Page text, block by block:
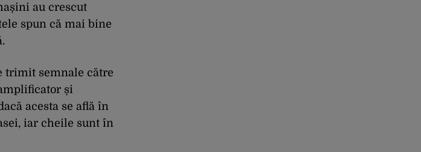
au crescut
spun că mai bine
trimit semnale către
și
acesta se află în
iar cheile sunt în